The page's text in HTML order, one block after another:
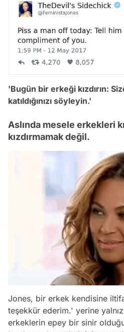
'Bugün bir erkeği kızdırın:
katıldığınızı söyleyin.'
Aslında mesele erkekleri
kızdırmamak değil.
Jones, bir erkek kendisine
teşekkür ederim.' yerine
erkeklerin epey bir sinir